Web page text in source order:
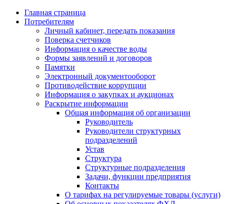
Главная страница
Потребителям
Личный кабинет, передать показания
Поверка счетчиков
Информация о качестве воды
Формы заявлений и договоров
Памятки
Электронный документооборот
Противодействие коррупции
Информация о закупках и аукционах
Раскрытие информации
Общая информация об организации
Руководитель
Руководители структурных
подразделений
Устав
Структура
Структурные подразделения
Задачи, функции предприятия
Контакты
О тарифах на регулируемые товары (услуги)